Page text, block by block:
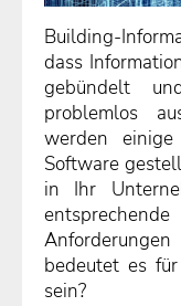
Building-
dass
gebündelt
problemlos
werden
Software
in Ihr
bedeutet es
sein?